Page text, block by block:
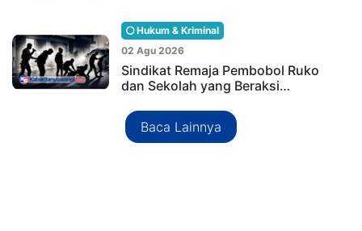
Hukum & Kriminal
02 Agu 2026
Sindikat Remaja Pembobol Ruko
dan Sekolah yang Beraksi…
Baca Lainnya